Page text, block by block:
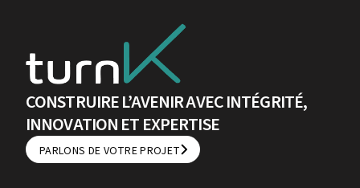
CONSTRUIRE L’AVENIR AVEC INTÉGRITÉ,
INNOVATION ET EXPERTISE
PARLONS DE VOTRE PROJET
PARLONS DE VOTRE PROJET